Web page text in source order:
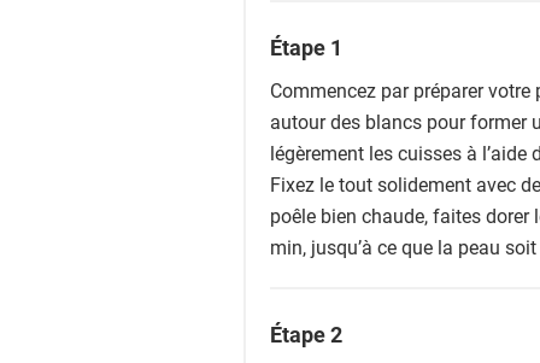
Étape 1
Commencez par préparer votre
autour des blancs pour former
légèrement les cuisses à
Fixez le tout solidement avec
poêle bien chaude, faites
min, jusqu’à ce que la peau
Étape 2